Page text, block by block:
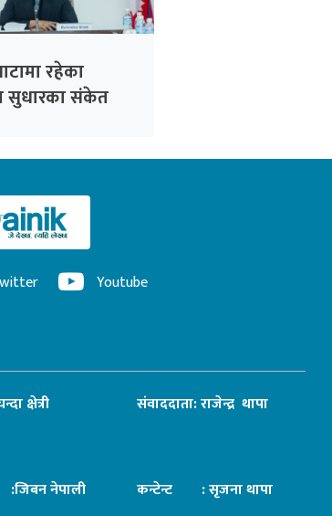
रहेका
सुधारका संकेत
Youtube
क्षेत्री संवाददाता: राजेन्द्र थापा
नेपाली कन्टेन्ट : सृजना थापा